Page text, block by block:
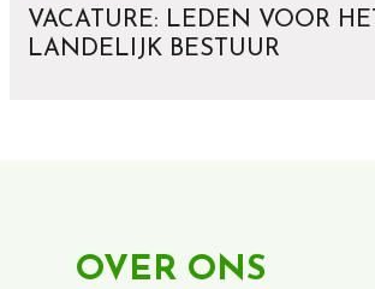
VACATURE: LEDEN VOOR HET
LANDELIJK BESTUUR
OVER ONS